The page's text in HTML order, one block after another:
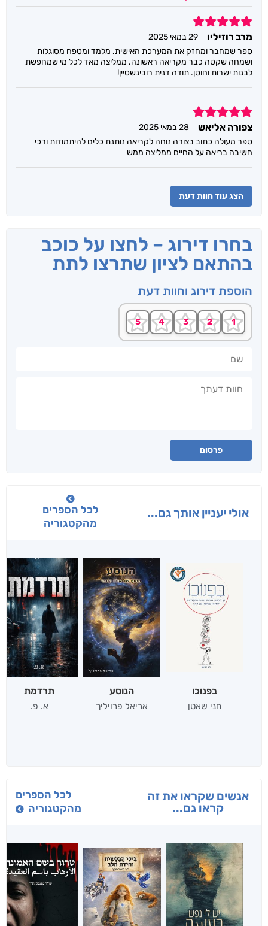
5
מרב רוזיליו
29 במאי 2025
ספר שמחבר ומחזק את המערכת האישית. מלמד ומטפח מסוגלות
ושמחה שקטה כבר מקריאה ראשונה. ממליצה מאד לכל מי שמחפשת
לבנות ישרות וחוסן. תודה דנית רובינשטיין!
5
צפורה אליאש
28 במאי 2025
ספר מעולה כתוב בצורה נוחה לקריאה נותנת כלים להיתמודות ורכי
חשיבה בריאה על החיים ממליצה ממש
הצג עוד חוות דעת
בחרו דירוג – לחצו על כוכב
בהתאם לציון שתרצו לתת
הוספת דירוג וחוות דעת
פרסום
אולי יעניין אותך גם...
לכל הספרים
מהקטגוריה
בפנוכו
חני שאטן
הנוסע
אריאל פרויליך
תרדמת
א. פ.
אנשים שקראו את זה
קראו גם...
לכל הספרים
מהקטגוריה